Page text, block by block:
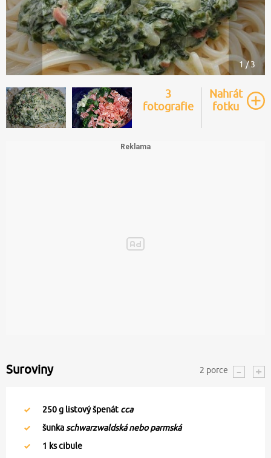
1 / 3
3
fotografie
Nahrát
fotku
Suroviny 2 porce
250g listový špenát cca
šunka schwarzwaldská nebo parmská
1 ks cibule